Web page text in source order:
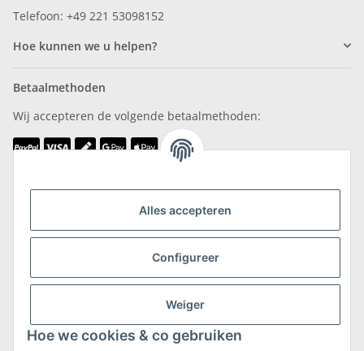
Alles accepteren
Configureer
Weiger
Hoe we cookies & co gebruiken
Telefoon: +49 221 53098152
Hoe kunnen we u helpen?
Betaalmethoden
Wij accepteren de volgende betaalmethoden:
Meer informatie over verzending en retourneren